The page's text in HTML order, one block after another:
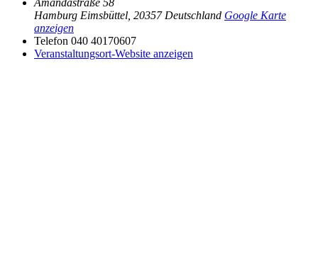
Hamburg Eimsbüttel 20357 Deutschland Google Karte
anzeigen
Telefon 040 40170607
Veranstaltungsort-Website anzeigen